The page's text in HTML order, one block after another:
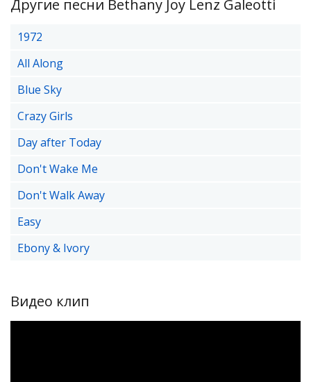
Другие песни Bethany Joy Lenz Galeotti
1972
All Along
Blue Sky
Crazy Girls
Day after Today
Don't Wake Me
Don't Walk Away
Easy
Ebony & Ivory
Видео клип